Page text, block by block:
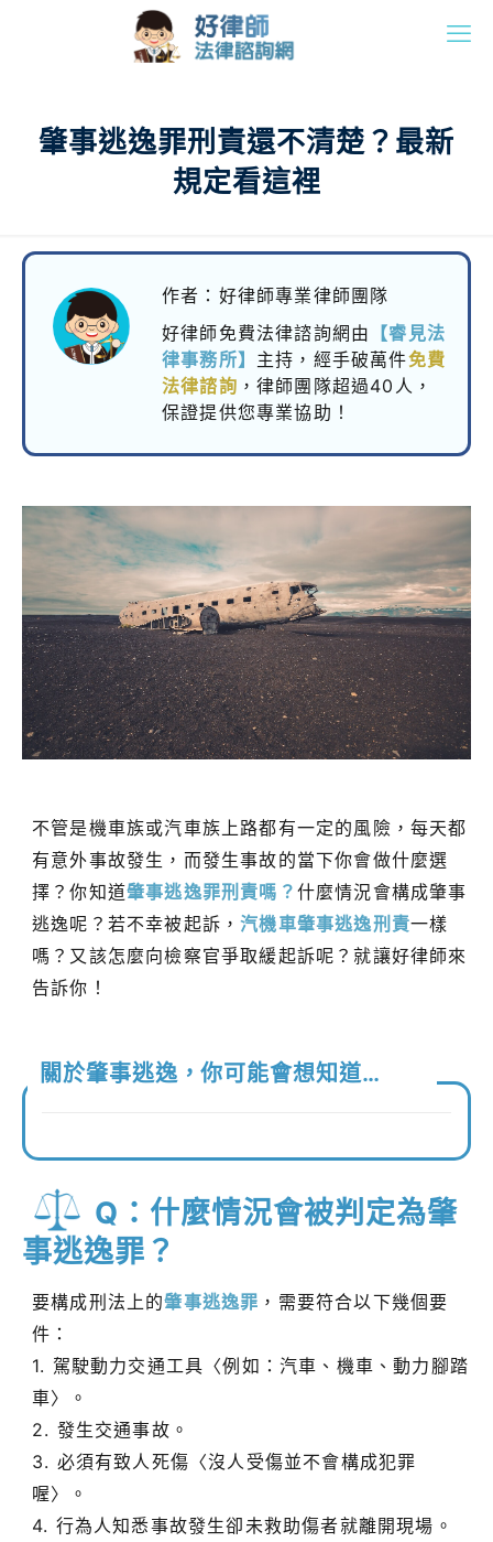
肇事逃逸罪刑責還不清楚？最新
規定看這裡
作者：好律師專業律師團隊
好律師免費法律諮詢網由
【睿見法
律事務所】 主持， 經手破萬件免費
法律諮詢 ，律師團隊超過40人，
保證提供您專業協助！
不管是機車族或汽車族上路都有一定的風險，每天都
有意外事故發生，而發生事故的當下你會做什麼選
擇？你知道肇事逃逸罪刑責嗎？ 什麼情況會構成肇事
逃逸呢？若不幸被起訴，汽機車肇事逃逸刑責一樣
嗎？又該怎麼向檢察官爭取緩起訴呢？就讓好律師來
告訴你！
關於肇事逃逸，你可能會想知道…
Q：什麼情況會被判定為肇
事逃逸罪？
要構成刑法上的肇事逃逸罪 ，需要符合以下幾個要
件：
1. 駕駛動力交通工具〈例如：汽車、機車、動力腳踏
車〉。
2. 發生交通事故。
3. 必須有致人死傷〈沒人受傷並不會構成犯罪
喔〉。
4. 行為人知悉事故發生卻未救助傷者就離開現場。